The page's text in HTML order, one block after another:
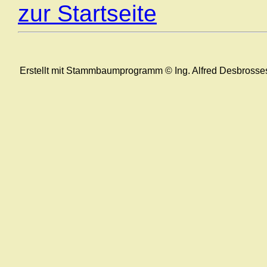
zur Startseite
Erstellt mit Stammbaumprogramm © Ing. Alfred